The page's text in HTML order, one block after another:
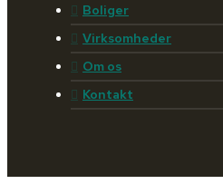
Boliger
Virksomheder
Om os
Kontakt